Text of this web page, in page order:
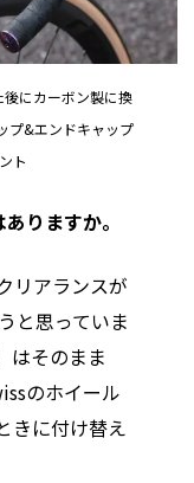
にカーボン製に換
プ&エンドキャップ
ト
りますか。
リアランスが
と思っていま
はそのまま
のホイール
きに付け替え